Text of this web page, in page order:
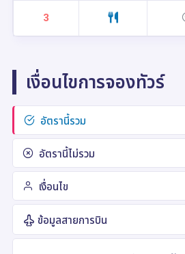
3
เงื่อนไขการจองทัวร์
อัตรานี้รวม
อัตรานี้ไม่รวม
เงื่อนไข
ข้อมูลสายการบิน